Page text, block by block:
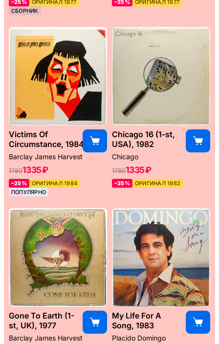
–25%
ОРИГИНАЛ 1977
СБОРНИК
–25% ОРИГИНАЛ 1977
Victims Of
Circumstance, 1984
Barclay James Harvest
17801335 ₽
–25%
ОРИГИНАЛ 1984
ПОПУЛЯРНО
Chicago 16 (1-st,
USA), 1982
Chicago
17801335 ₽
–25% ОРИГИНАЛ 1982
Gone To Earth (1-
st, UK), 1977
Barclay James Harvest
My Life For A
Song, 1983
Placido Domingo